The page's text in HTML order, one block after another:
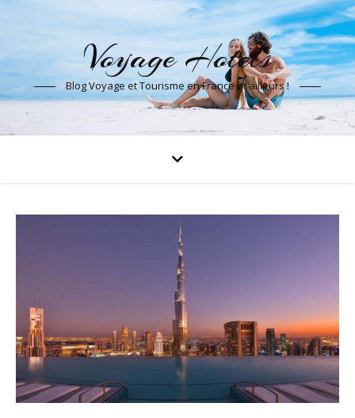
Voyage Hotels
Blog Voyage et Tourisme en France et ailleurs !